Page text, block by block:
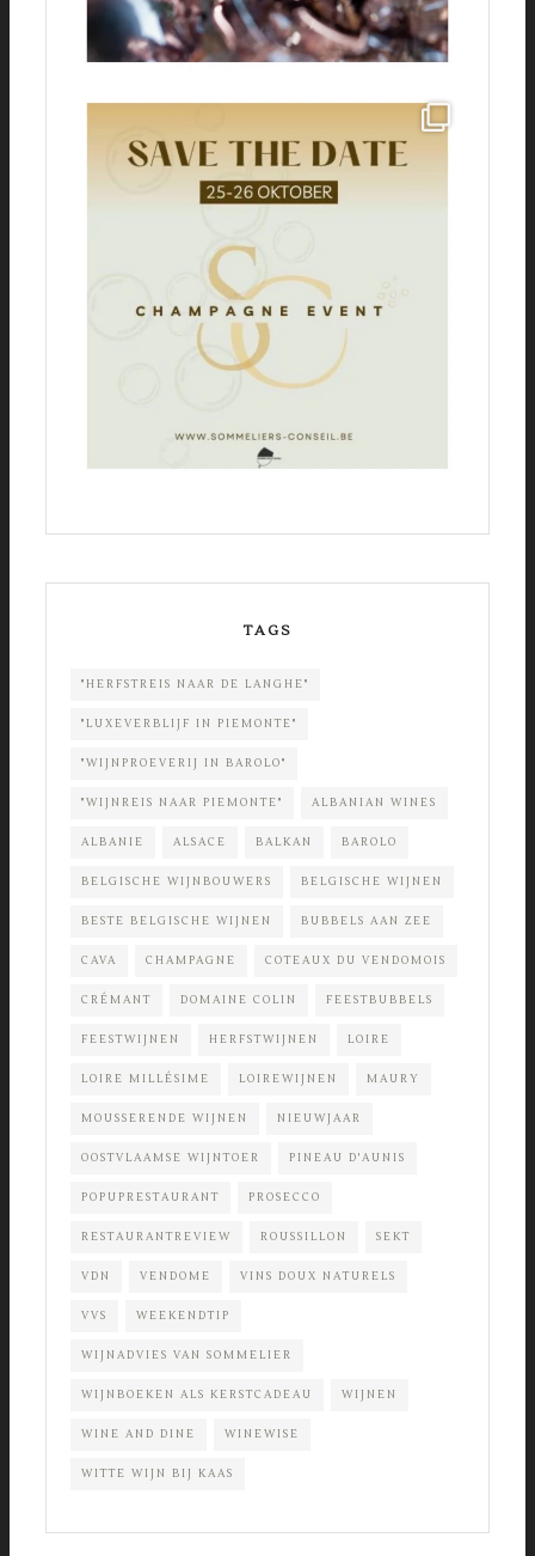
TAGS
"HERFSTREIS NAAR DE LANGHE"
"LUXEVERBLIJF IN PIEMONTE"
"WIJNPROEVERIJ IN BAROLO"
"WIJNREIS NAAR PIEMONTE" ALBANIAN WINES
ALBANIE ALSACE BALKAN BAROLO
BELGISCHE WIJNBOUWERS BELGISCHE WIJNEN
BESTE BELGISCHE WIJNEN BUBBELS AAN ZEE
CAVA CHAMPAGNE COTEAUX DU VENDOMOIS
CRÉMANT DOMAINE COLIN FEESTBUBBELS
FEESTWIJNEN HERFSTWIJNEN LOIRE
LOIRE MILLÉSIME LOIREWIJNEN MAURY
MOUSSERENDE WIJNEN NIEUWJAAR
OOSTVLAAMSE WIJNTOER PINEAU D'AUNIS
POPUPRESTAURANT PROSECCO
RESTAURANTREVIEW ROUSSILLON SEKT
VDN VENDOME VINS DOUX NATURELS
VVS WEEKENDTIP
WIJNADVIES VAN SOMMELIER
WIJNBOEKEN ALS KERSTCADEAU WIJNEN
WINE AND DINE WINEWISE
WITTE WIJN BIJ KAAS